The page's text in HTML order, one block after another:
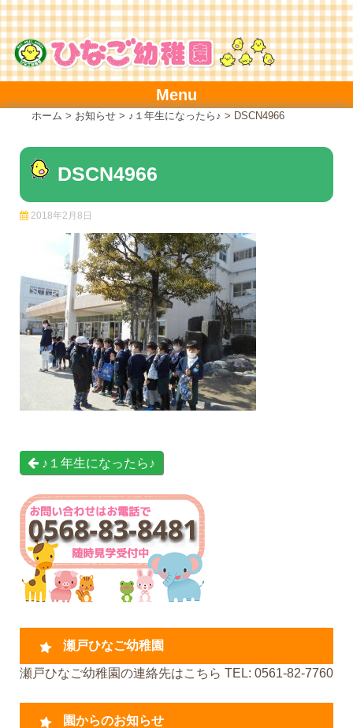
Skip
to
content
Menu
ホーム > お知らせ > ♪１年生になったら♪ > DSCN4966
DSCN4966
2018年2月8日
♪１年生になったら♪
瀬戸ひなご幼稚園
瀬戸ひなご幼稚園の連絡先はこちら TEL: 0561-82-7760
園からのお知らせ